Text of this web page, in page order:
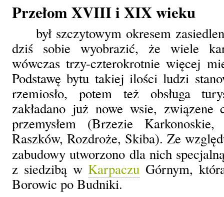
Przełom XVIII i XIX wieku
był szczytowym okresem
dziś sobie wyobrazić, że wiele
wówczas trzy-czterokrotnie więcej
Podstawę bytu takiej ilości ludzi
rzemiosło, potem też obsługa
zakładano już nowe wsie,
przemysłem (Brzezie
Raszków, Rozdroże, Skiba). Ze
zabudowy utworzono dla nich
z siedzibą w Karpaczu Górnym,
Borowic po Budniki.